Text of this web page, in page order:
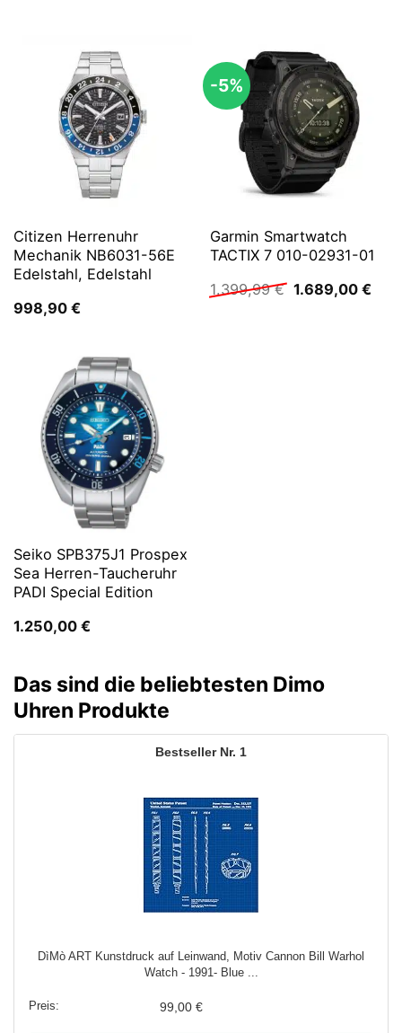
Citizen Herrenuhr
Mechanik NB6031-56E
Edelstahl, Edelstahl
998,90 €
-5%
Garmin Smartwatch
TACTIX 7 010-02931-01
1.399,99€ Ursprünglicher
1.689,00 €
Seiko SPB375J1 Prospex
Sea Herren-Taucheruhr
PADI Special Edition
1.250,00 €
Das sind die beliebtesten Dimo
Uhren Produkte
1
DìMò ART Kunstdruck auf Leinwand, Motiv Cannon Bill Warhol
Watch - 1991- Blue ...
99,00 €